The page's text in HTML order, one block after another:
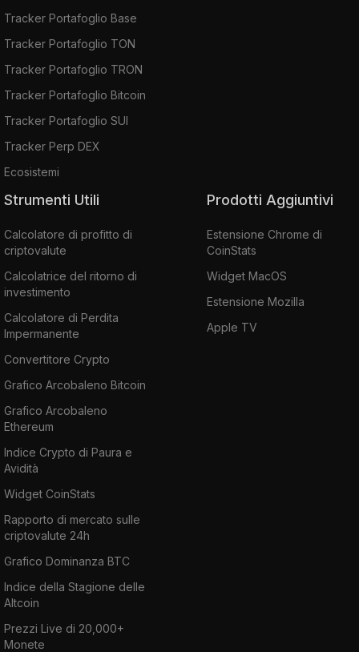
Tracker Portafoglio Base
Tracker Portafoglio TON
Tracker Portafoglio TRON
Tracker Portafoglio Bitcoin
Tracker Portafoglio SUI
Tracker Perp DEX
Ecosistemi
Strumenti Utili
Calcolatore di profitto di
criptovalute
Calcolatrice del ritorno di
investimento
Calcolatore di Perdita
Impermanente
Convertitore Crypto
Grafico Arcobaleno Bitcoin
Grafico Arcobaleno
Ethereum
Indice Crypto di Paura e
Avidità
Widget CoinStats
Rapporto di mercato sulle
criptovalute 24h
Grafico Dominanza BTC
Indice della Stagione delle
Altcoin
Prezzi Live di 20,000+
Monete
Prodotti Aggiuntivi
Estensione Chrome di
CoinStats
Widget MacOS
Estensione Mozilla
Apple TV